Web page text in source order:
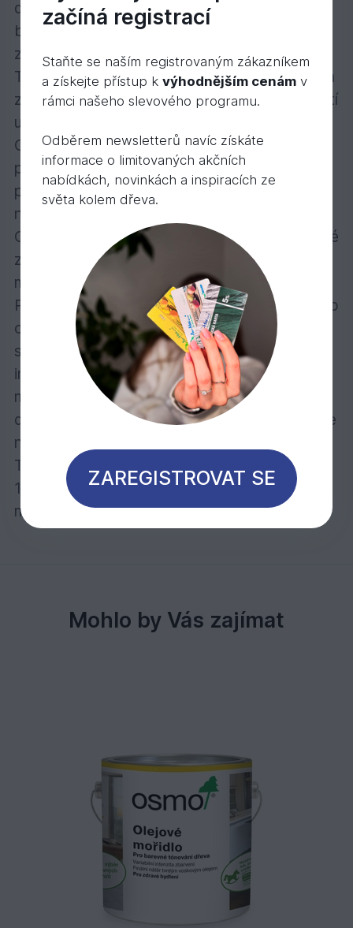
dřevěných podlah – dobře zpracovatelné,
bez vytváření viditelných přechodů po
zaschnutí.
Transparentní nebo intenzivní barevný odstín
získáte odlišným způsobem aplikace, k použití
uvnitř
Obzvláště se doporučuje pro masivní
podlahové palubky, selská prkna, parketové
podlahy, OSB; také vhodný na plochy
nábytku a lepené dřevo.
Olejové mořidlo umožňuje individuální barevné
ztvárnění povrchu dřeva, difúzně otevřený
mikroporézní povrch nechává dřevo dýchat.
Počet nátěrů: Pro požadavek transparentního
odstínu naneste pouze 1 nátěr štětcem nebo
stěrkou a rozleštěte bílým padem. Pro
intenzivní odstín naneste 2 nátěry olejového
mořidla stejným způsobem . Pro
dlouhotrvající ochranu barevných pigmentů je
nutný konečný nátěr jedním z bezbarvých
Tvrdých voskových olejů.
1 litr stačí při jednom nátěru na cca 24 - 48
m2
Mohlo by Vás zajímat
začíná registrací
Staňte se naším registrovaným zákazníkem
a získejte přístup k výhodnějším cenámv
rámci našeho slevového programu.
Odběrem newsletterů navíc získáte
informace o limitovaných akčních
nabídkách, novinkách a inspiracích ze
světa kolem dřeva.
ZAREGISTROVAT SE